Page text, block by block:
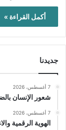
أكمل القراءة »
جديدنا
7 أغسطس، 2026
شعور الإنسان
7 أغسطس، 2026
الهوية الرقمية